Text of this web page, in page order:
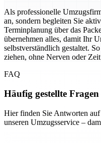
Als professionelle
an, sondern begleiten Sie
Terminplanung über das
übernehmen alles, damit Ihr
selbstverständlich gestaltet.
ziehen, ohne Nerven oder
FAQ
Häufig gestellte Fragen
Hier finden Sie Antworten
unseren Umzugsservice –